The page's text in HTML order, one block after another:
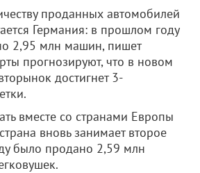
проданных автомобилей
Германия: в прошлом году
2,95 млн машин, пишет
прогнозируют, что в новом
достигнет 3-
вместе со странами Европы
вновь занимает второе
было продано 2,59 млн